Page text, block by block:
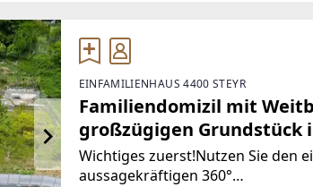
www.remax.at/de/ib/remax-future-enns
future.at
EINFAMILIENHAUS 4400 STEYR
Familiendomizil mit
großzügigen Grundstück
Wichtiges zuerst!Nutzen Sie den
aussagekräftigen 360°